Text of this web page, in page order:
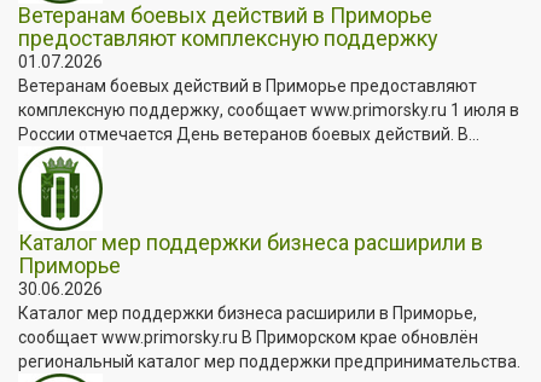
Ветеранам боевых действий в Приморье
предоставляют комплексную поддержку
01.07.2026
Ветеранам боевых действий в Приморье предоставляют
комплексную поддержку, сообщает www.primorsky.ru 1 июля в
России отмечается День ветеранов боевых действий. В...
Каталог мер поддержки бизнеса расширили в
Приморье
30.06.2026
Каталог мер поддержки бизнеса расширили в Приморье,
сообщает www.primorsky.ru В Приморском крае обновлён
региональный каталог мер поддержки предпринимательства.